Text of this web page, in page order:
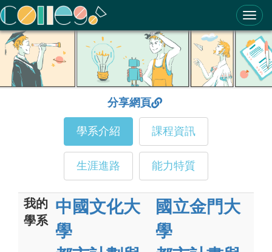
ColleGo! 大學選才與高中育才輔助系統
分享網頁
學系介紹 課程資訊
生涯進路 能力特質
我的
學系
中國文化大
學
國立金門大
學